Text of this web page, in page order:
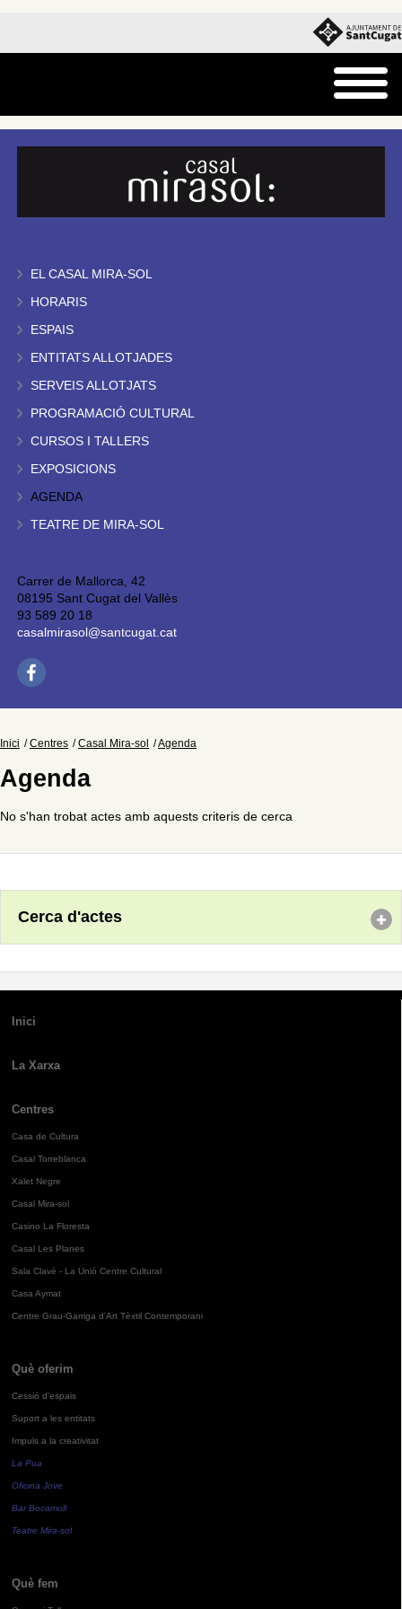
EL CASAL MIRA-SOL
HORARIS
ESPAIS
ENTITATS ALLOTJADES
SERVEIS ALLOTJATS
PROGRAMACIÓ CULTURAL
CURSOS I TALLERS
EXPOSICIONS
AGENDA
TEATRE DE MIRA-SOL
Carrer de Mallorca, 42
08195 Sant Cugat del Vallès
93 589 20 18
casalmirasol@santcugat.cat
Inici Centres Casal Mira-sol Agenda
Agenda
No s'han trobat actes amb aquests criteris de cerca
Cerca d'actes
Inici
La Xarxa
Centres
Casa de Cultura
Casal Torreblanca
Xalet Negre
Casal Mira-sol
Casino La Floresta
Casal Les Planes
Sala Clavé - La Unió Centre Cultural
Casa Aymat
Centre Grau-Garriga d'Art Tèxtil Contemporani
Què oferim
Cessió d'espais
Suport a les entitats
Impuls a la creativitat
La Pua
Oficina Jove
Bar Bocamoll
Teatre Mira-sol
Què fem